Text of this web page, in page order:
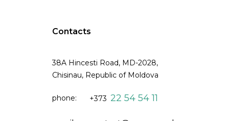
Contacts
38A Hincesti Road, MD-2028,
Chisinau, Republic of Moldova
phone: +373 22 54 54 11